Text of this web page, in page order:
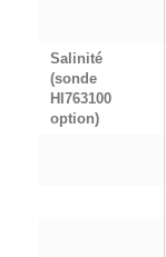
Salinité
(sonde
HI763100
option)